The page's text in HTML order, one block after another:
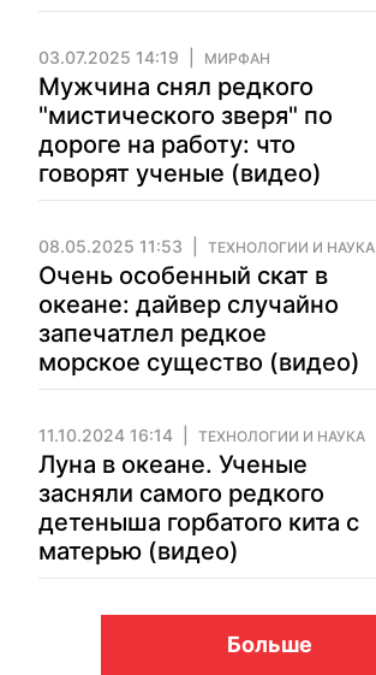
03.07.2025 14:19 МИРФАН
Мужчина снял редкого
"мистического зверя" по
дороге на работу: что
говорят ученые (видео)
08.05.2025 11:53 ТЕХНОЛОГИИ И НАУКА
Очень особенный скат в
океане: дайвер случайно
запечатлел редкое
морское существо (видео)
11.10.2024 16:14 ТЕХНОЛОГИИ И НАУКА
Луна в океане. Ученые
засняли самого редкого
детеныша горбатого кита с
матерью (видео)
Больше